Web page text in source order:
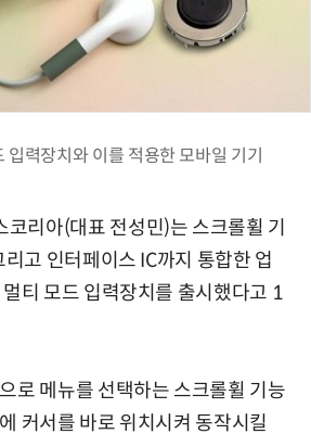
입력장치와 이를 적용한 모바일 기기
리아(대표 전성민)는 스크롤휠 기
고 인터페이스 IC까지 통합한 업
티 모드 입력장치를 출시했다고 1
로 메뉴를 선택하는 스크롤휠 기능
커서를 바로 위치시켜 동작시킬